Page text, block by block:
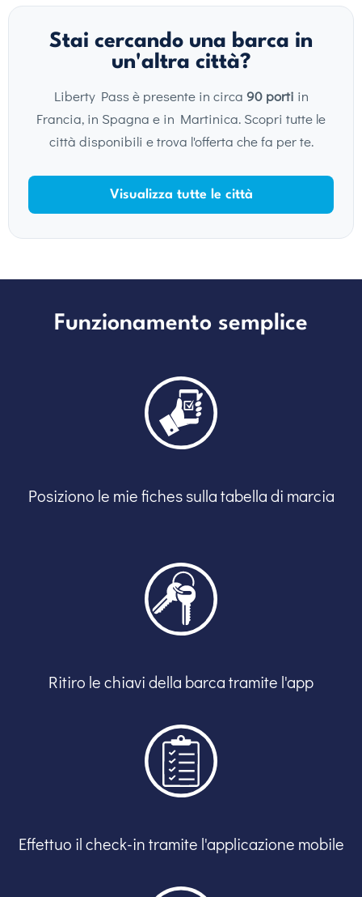
Stai cercando una barca in
un'altra città?
Liberty Pass è presente in circa 90 porti in
Francia, in Spagna e in Martinica. Scopri tutte le
città disponibili e trova l'offerta che fa per te.
Visualizza tutte le città
Funzionamento semplice
Posiziono le mie fiches sulla tabella di marcia
Ritiro le chiavi della barca tramite l'app
Effettuo il check-in tramite l'applicazione mobile